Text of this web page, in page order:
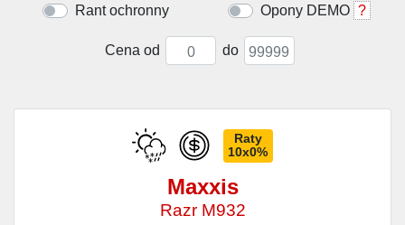
Rant ochronny Opony DEMO ?
Cena od do
Raty
10x0%
Maxxis
Razr M932